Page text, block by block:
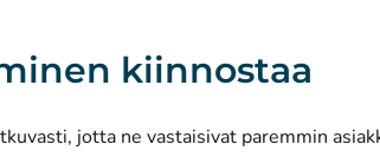
kiinnostaa
jotta ne vastaisivat paremmin